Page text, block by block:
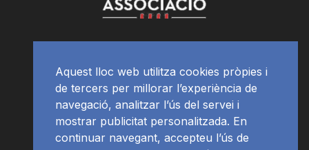
Aquest lloc web utilitza cookies pròpies i
de tercers per millorar l’experiència de
navegació, analitzar l’ús del servei i
mostrar publicitat personalitzada. En
continuar navegant, accepteu l’ús de